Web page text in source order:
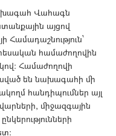
Վահագն
այցով
Համադաշնություն՝
համաժողովին
Համաժողովի
են նախագահի մի
հանդիպումներ այլ
միջազգային